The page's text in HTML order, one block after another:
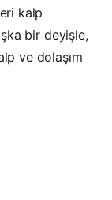
kalp
bir deyişle,
ve dolaşım